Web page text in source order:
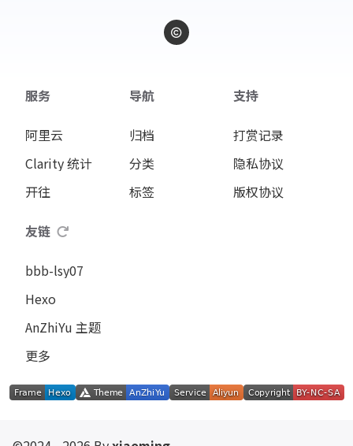
服务
阿里云
Clarity 统计
开往
导航
归档
分类
标签
支持
打赏记录
隐私协议
版权协议
友链
bbb-lsy07
Hexo
AnZhiYu 主题
更多